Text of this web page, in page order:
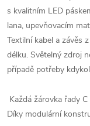
s kvalitním LED
lana, upevňovacím
Textilní kabel a závěs
délku. Světelný zdroj
případě potřeby
Každá žárovka řady
Díky modulární